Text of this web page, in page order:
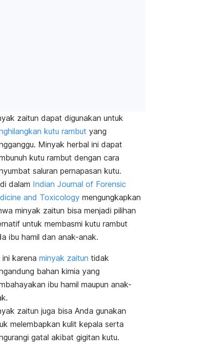
zaitun dapat digunakan untuk
kutu rambut yang
Minyak herbal ini dapat
kutu rambut dengan cara
saluran pernapasan kutu.
dalam Indian Journal of Forensic
and Toxicologymengungkapkan
minyak zaitun bisa menjadi pilihan
untuk membasmi kutu rambut
ibu hamil dan anak-anak.
ini karena minyak zaitun tidak
bahan kimia yang
ibu hamil maupun anak-
zaitun juga bisa Anda gunakan
melembapkan kulit kepala serta
gatal akibat gigitan kutu.